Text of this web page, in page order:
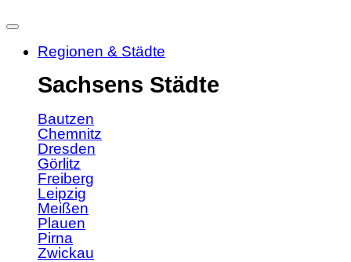
Regionen & Städte
Sachsens Städte
Bautzen
Chemnitz
Dresden
Görlitz
Freiberg
Leipzig
Meißen
Plauen
Pirna
Zwickau